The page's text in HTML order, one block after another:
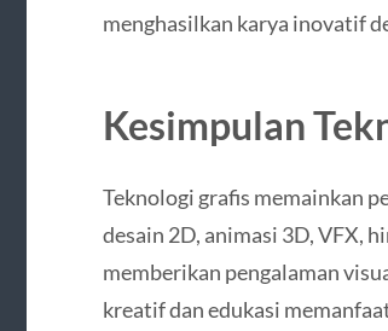
menghasilkan karya inovatif
Kesimpulan
Teknologi grafis memainkan
desain 2D, animasi 3D, VFX,
memberikan pengalaman
kreatif dan edukasi